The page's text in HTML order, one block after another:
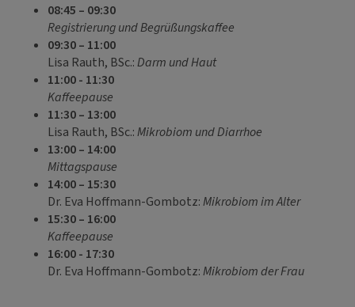
08:45 – 09:30
Registrierung und Begrüßungskaffee
09:30 – 11:00
Lisa Rauth, BSc.:Darm und Haut
11:00 - 11:30
Kaffeepause
11:30 – 13:00
Lisa Rauth, BSc.:Mikrobiom und Diarrhoe
13:00 – 14:00
Mittagspause
14:00 – 15:30
Dr. Eva Hoffmann-Gombotz:Mikrobiom im Alter
15:30 – 16:00
Kaffeepause
16:00 - 17:30
Dr. Eva Hoffmann-Gombotz:Mikrobiom der Frau